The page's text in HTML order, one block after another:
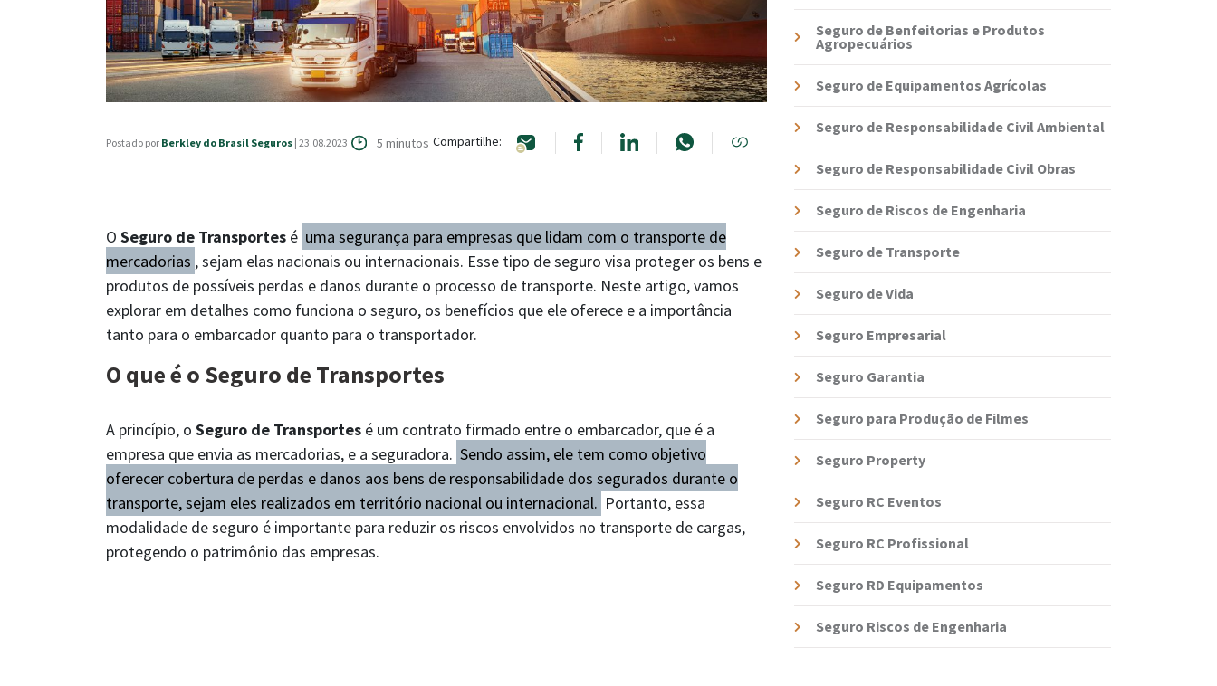
Postado por Berkley do Brasil Seguros | 23.08.2023 5 minutos Compartilhe:
O Seguro de Transportes é uma segurança para empresas que lidam com o transporte de
mercadorias , sejam elas nacionais ou internacionais. Esse tipo de seguro visa proteger os bens e
produtos de possíveis perdas e danos durante o processo de transporte. Neste artigo, vamos
explorar em detalhes como funciona o seguro, os benefícios que ele oferece e a importância
tanto para o embarcador quanto para o transportador.
O que é o Seguro de Transportes
A princípio, o Seguro de Transportes é um contrato firmado entre o embarcador, que é a
empresa que envia as mercadorias, e a seguradora. Sendo assim, ele tem como objetivo
oferecer cobertura de perdas e danos aos bens de responsabilidade dos segurados durante o
transporte, sejam eles realizados em território nacional ou internacional. Portanto, essa
modalidade de seguro é importante para reduzir os riscos envolvidos no transporte de cargas,
protegendo o patrimônio das empresas.
Seguro de Benfeitorias e Produtos
Agropecuários
Seguro de Equipamentos Agrícolas
Seguro de Responsabilidade Civil Ambiental
Seguro de Responsabilidade Civil Obras
Seguro de Riscos de Engenharia
Seguro de Transporte
Seguro de Vida
Seguro Empresarial
Seguro Garantia
Seguro para Produção de Filmes
Seguro Property
Seguro RC Eventos
Seguro RC Profissional
Seguro RD Equipamentos
Seguro Riscos de Engenharia